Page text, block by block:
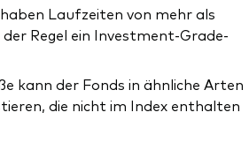
Laufzeiten von mehr als
Regel ein Investment-Grade-
kann der Fonds in ähnliche Arten
die nicht im Index enthalten